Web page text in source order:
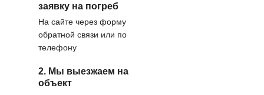
заявку на погреб
На сайте через форму
обратной связи или по
телефону
2. Мы выезжаем на
объект